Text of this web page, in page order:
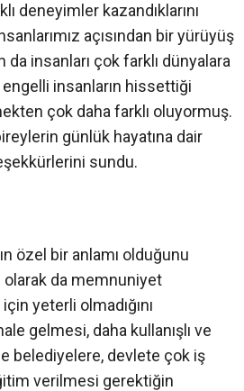
deneyimler kazandıklarını
açısından bir yürüyüş
insanları çok farklı dünyalara
insanların hissettiği
çok daha farklı oluyormuş.
günlük hayatına dair
sundu.
özel bir anlamı olduğunu
da memnuniyet
yeterli olmadığını
gelmesi, daha kullanışlı ve
belediyelere, devlete çok iş
verilmesi gerektiğin